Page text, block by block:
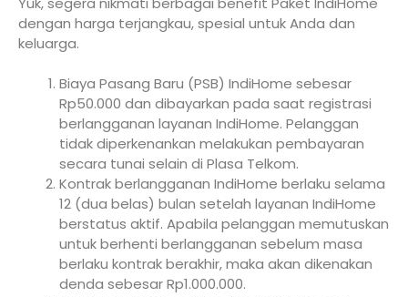
dengan harga terjangkau, spesial untuk Anda dan
keluarga.
Biaya Pasang Baru (PSB) IndiHome sebesar
Rp50.000 dan dibayarkan pada saat registrasi
berlangganan layanan IndiHome. Pelanggan
tidak diperkenankan melakukan pembayaran
secara tunai selain di Plasa Telkom.
Kontrak berlangganan IndiHome berlaku selama
12 (dua belas) bulan setelah layanan IndiHome
berstatus aktif. Apabila pelanggan memutuskan
untuk berhenti berlangganan sebelum masa
berlaku kontrak berakhir, maka akan dikenakan
denda sebesar Rp1.000.000.